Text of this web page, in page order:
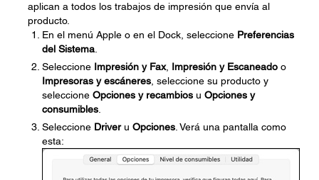
aplican a todos los trabajos de impresión que envía al
producto.
En el menú Apple o en el Dock, seleccione Preferencias
del Sistema
Seleccione Impresión y Fax, Impresión y Escaneado o
Impresoras y escáneres , seleccione su producto y
seleccione Opciones y recambios u Opciones y
consumibles
Seleccione Driveru Opciones . Verá una pantalla como
esta: